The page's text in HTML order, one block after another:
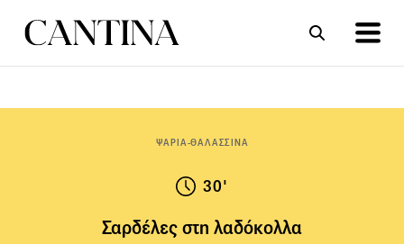
ΨΑΡΙΑ-ΘΑΛΑΣΣΙΝΑ
30'
Σαρδέλες στη λαδόκολλα